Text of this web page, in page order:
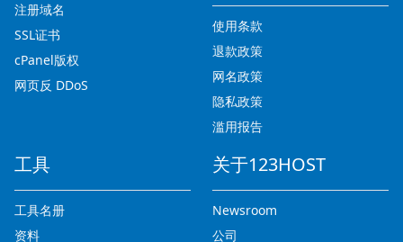
注册域名
SSL证书
cPanel版权
网页反 DDoS
使用条款
退款政策
网名政策
隐私政策
滥用报告
工具
工具名册
资料
关于123HOST
Newsroom
公司